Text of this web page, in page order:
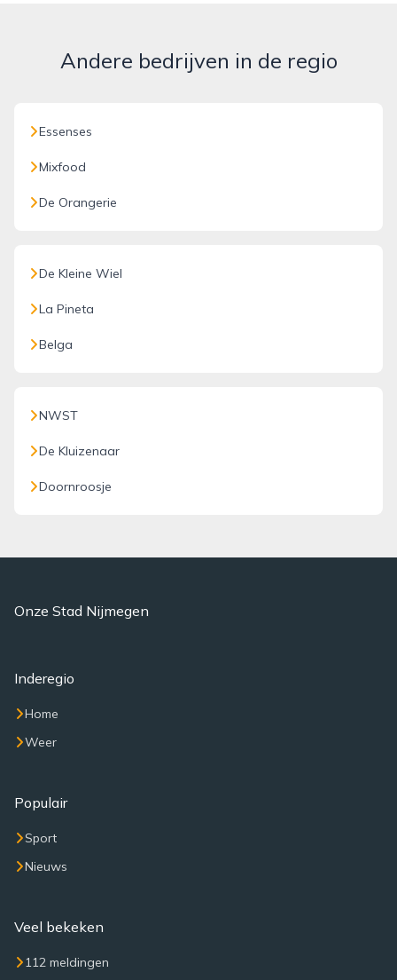
Andere bedrijven in de regio
Essenses
Mixfood
De Orangerie
De Kleine Wiel
La Pineta
Belga
NWST
De Kluizenaar
Doornroosje
Onze Stad Nijmegen
Inderegio
Home
Weer
Populair
Sport
Nieuws
Veel bekeken
112 meldingen